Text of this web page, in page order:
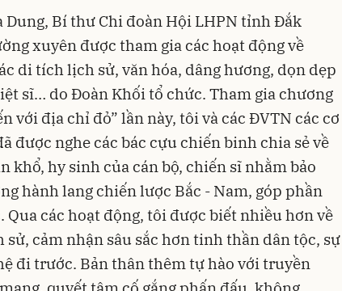
Dung, Bí thư Chi đoàn Hội LHPN tỉnh Đắk
xuyên được tham gia các hoạt động về
di tích lịch sử, văn hóa, dâng hương, dọn dẹp
sĩ… do Đoàn Khối tổ chức. Tham gia chương
với địa chỉ đỏ” lần này, tôi và các ĐVTN các cơ
được nghe các bác cựu chiến binh chia sẻ về
khổ, hy sinh của cán bộ, chiến sĩ nhằm bảo
hành lang chiến lược Bắc - Nam, góp phần
các hoạt động, tôi được biết nhiều hơn về
cảm nhận sâu sắc hơn tinh thần dân tộc, sự
đi trước. Bản thân thêm tự hào với truyền